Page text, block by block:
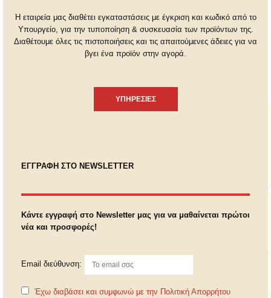
Η εταιρεία μας διαθέτει εγκαταστάσεις με έγκριση και κωδικό από το
Υπουργείο, για την τυποποίηση & συσκευασία των προϊόντων της.
Διαθέτουμε όλες τις πιστοποιήσεις και τις απαιτούμενες άδειες για να
βγει ένα προϊόν στην αγορά.
ΥΠΗΡΕΣΙΕΣ
ΕΓΓΡΑΦΗ ΣΤΟ NEWSLETTER
Κάντε εγγραφή στο Newsletter μας για να μαθαίνεται πρώτοι
νέα και προσφορές!
Email διεύθυνση:
Έχω διαβάσει και συμφωνώ με την Πολιτική Απορρήτου